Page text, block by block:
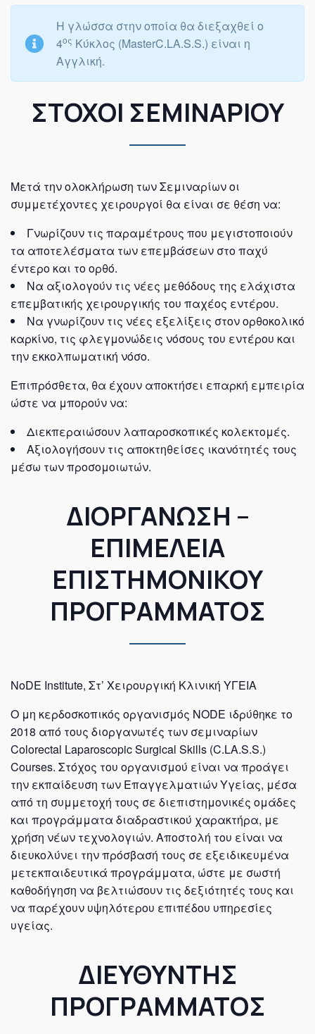
Η γλώσσα στην οποία θα διεξαχθεί ο
4ος Κύκλος (MasterC.LΑ.S.S.) είναι η
Αγγλική.
ΣΤΟΧΟΙ ΣΕΜΙΝΑΡΙΟΥ
Μετά την ολοκλήρωση των Σεμιναρίων οι
συμμετέχοντες χειρουργοί θα είναι σε θέση να:
Γνωρίζουν τις παραμέτρους που μεγιστοποιούν
τα αποτελέσματα των επεμβάσεων στο παχύ
έντερο και το ορθό.
Να αξιολογούν τις νέες μεθόδους της ελάχιστα
επεμβατικής χειρουργικής του παχέος εντέρου.
Να γνωρίζουν τις νέες εξελίξεις στον ορθοκολικό
καρκίνο, τις φλεγμονώδεις νόσους του εντέρου και
την εκκολπωματική νόσο.
Επιπρόσθετα, θα έχουν αποκτήσει επαρκή εμπειρία
ώστε να μπορούν να:
Διεκπεραιώσουν λαπαροσκοπικές κολεκτομές.
Αξιολογήσουν τις αποκτηθείσες ικανότητές τους
μέσω των προσομοιωτών.
ΔΙΟΡΓΑΝΩΣΗ –
ΕΠΙΜΕΛΕΙΑ
ΕΠΙΣΤΗΜΟΝΙΚΟΥ
ΠΡΟΓΡΑΜΜΑΤΟΣ
NoDE Institute, Στ’ Χειρουργική Κλινική ΥΓΕΙΑ
Ο μη κερδοσκοπικός οργανισμός NODE ιδρύθηκε το
2018 από τους διοργανωτές των σεμιναρίων
Colorectal Laparoscopic Surgical Skills (C.LA.S.S.)
Courses. Στόχος του οργανισμού είναι να προάγει
την εκπαίδευση των Επαγγελματιών Υγείας, μέσα
από τη συμμετοχή τους σε διεπιστημονικές ομάδες
και προγράμματα διαδραστικού χαρακτήρα, με
χρήση νέων τεχνολογιών. Αποστολή του είναι να
διευκολύνει την πρόσβασή τους σε εξειδικευμένα
μετεκπαιδευτικά προγράμματα, ώστε με σωστή
καθοδήγηση να βελτιώσουν τις δεξιότητές τους και
να παρέχουν υψηλότερου επιπέδου υπηρεσίες
υγείας.
ΔΙΕΥΘΥΝΤΗΣ
ΠΡΟΓΡΑΜΜΑΤΟΣ